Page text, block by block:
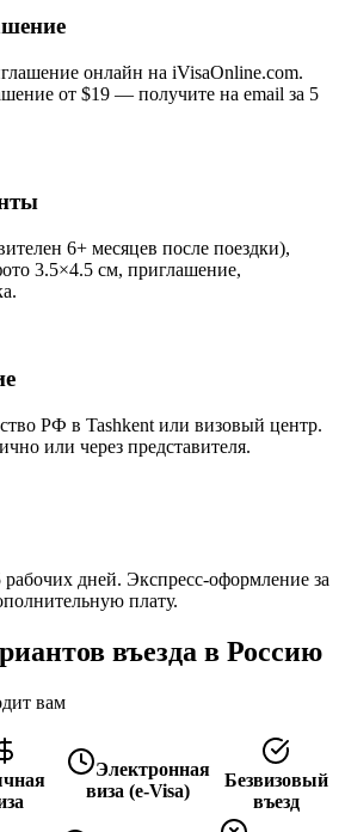
онлайн на iVisaOnline.com.
от $19 — получите на email за 5
6+ месяцев после поездки),
3.5×4.5 см, приглашение,
РФ в Tashkent или визовый центр.
или через представителя.
дней. Экспресс-оформление за
плату.
въезда в Россию
вам
Электронная
виза (e-Visa)
Безвизовый
въезд